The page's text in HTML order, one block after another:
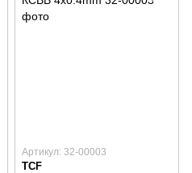
Артикул: 32-00003
TCF